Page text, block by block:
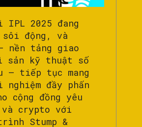
IPL 2025 đang
động, và
nền tảng giao
sản kỹ thuật số
– tiếp tục mang
đầy phấn
cộng đồng yêu
crypto với
Stump &